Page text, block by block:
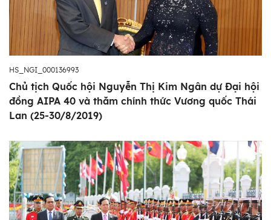
HS_NGI_000136993
Chủ tịch Quốc hội Nguyễn Thị Kim Ngân dự Đại hội
đồng AIPA 40 và thăm chính thức Vương quốc Thái
Lan (25-30/8/2019)